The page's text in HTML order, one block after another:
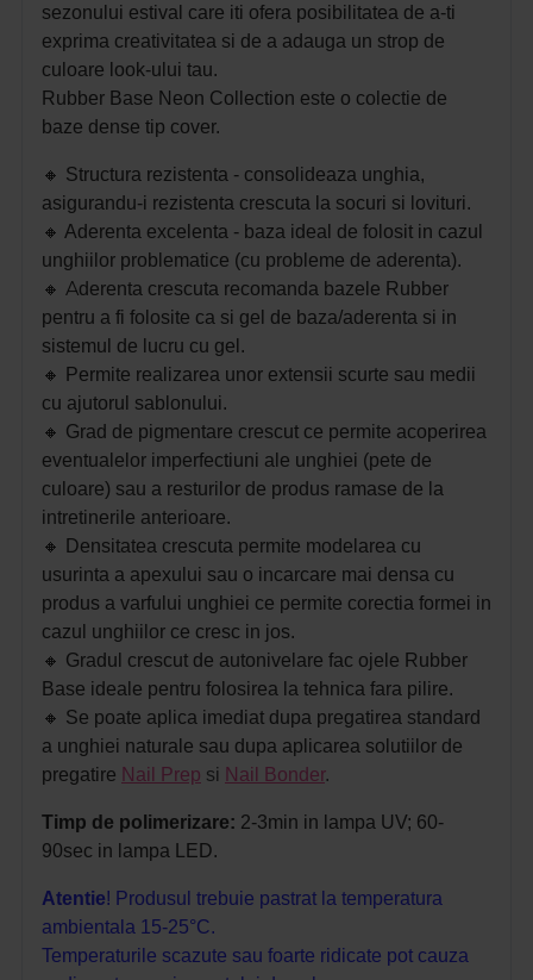
sezonului estival care iti ofera posibilitatea de a-ti
exprima creativitatea si de a adauga un strop de
culoare look-ului tau.
Rubber Base Neon Collection este o colectie de
baze dense tip cover.
🔸 Structura rezistenta - consolideaza unghia,
asigurandu-i rezistenta crescuta la socuri si lovituri.
🔸 Aderenta excelenta - baza ideal de folosit in cazul
unghiilor problematice (cu probleme de aderenta).
🔸 Aderenta crescuta recomanda bazele Rubber
pentru a fi folosite ca si gel de baza/aderenta si in
sistemul de lucru cu gel.
🔸 Permite realizarea unor extensii scurte sau medii
cu ajutorul sablonului.
🔸 Grad de pigmentare crescut ce permite acoperirea
eventualelor imperfectiuni ale unghiei (pete de
culoare) sau a resturilor de produs ramase de la
intretinerile anterioare.
🔸 Densitatea crescuta permite modelarea cu
usurinta a apexului sau o incarcare mai densa cu
produs a varfului unghiei ce permite corectia formei in
cazul unghiilor ce cresc in jos.
🔸 Gradul crescut de autonivelare fac ojele Rubber
Base ideale pentru folosirea la tehnica fara pilire.
🔸 Se poate aplica imediat dupa pregatirea standard
a unghiei naturale sau dupa aplicarea solutiilor de
pregatire Nail Prep si Nail Bonder.
Timp de polimerizare: 2-3min in lampa UV; 60-
90sec in lampa LED.
Atentie! Produsul trebuie pastrat la temperatura
ambientala 15-25°C.
Temperaturile scazute sau foarte ridicate pot cauza